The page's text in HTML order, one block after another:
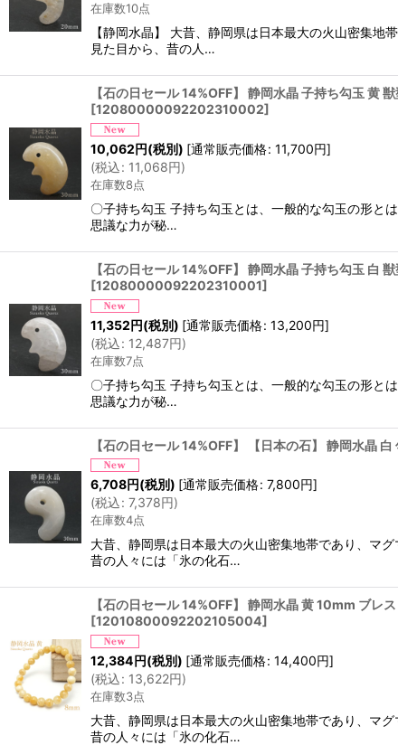
在庫数10点
【静岡水晶】 大昔、静岡県は日本最大の火山密集
見た目から、昔の人…
【石の日セール 14%OFF】 静岡水晶 子持ち勾玉
[12080000092202310002]
10,062円(税別) [通常販売価格: 11,700円]
(税込: 11,068円)
在庫数8点
〇子持ち勾玉 子持ち勾玉とは、一般的な勾玉の形と
思議な力が秘…
【石の日セール 14%OFF】 静岡水晶 子持ち勾玉
[12080000092202310001]
11,352円(税別) [通常販売価格: 13,200円]
(税込: 12,487円)
在庫数7点
〇子持ち勾玉 子持ち勾玉とは、一般的な勾玉の形と
思議な力が秘…
【石の日セール 14%OFF】 【日本の石】 静岡水晶
6,708円(税別) [通常販売価格: 7,800円]
(税込: 7,378円)
在庫数4点
大昔、静岡県は日本最大の火山密集地帯であり、マ
昔の人々には「氷の化石…
【石の日セール 14%OFF】 静岡水晶 黄 10mm ブ
[12010800092202105004]
12,384円(税別) [通常販売価格: 14,400円]
(税込: 13,622円)
在庫数3点
大昔、静岡県は日本最大の火山密集地帯であり、マ
昔の人々には「氷の化石…